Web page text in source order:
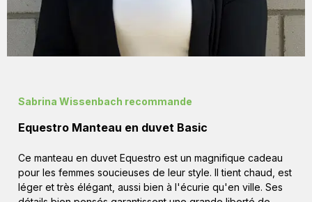
Sabrina Wissenbach recommande
Equestro Manteau en duvet Basic
Ce manteau en duvet Equestro est un magnifique cadeau
pour les femmes soucieuses de leur style. Il tient chaud, est
léger et très élégant, aussi bien à l'écurie qu'en ville. Ses